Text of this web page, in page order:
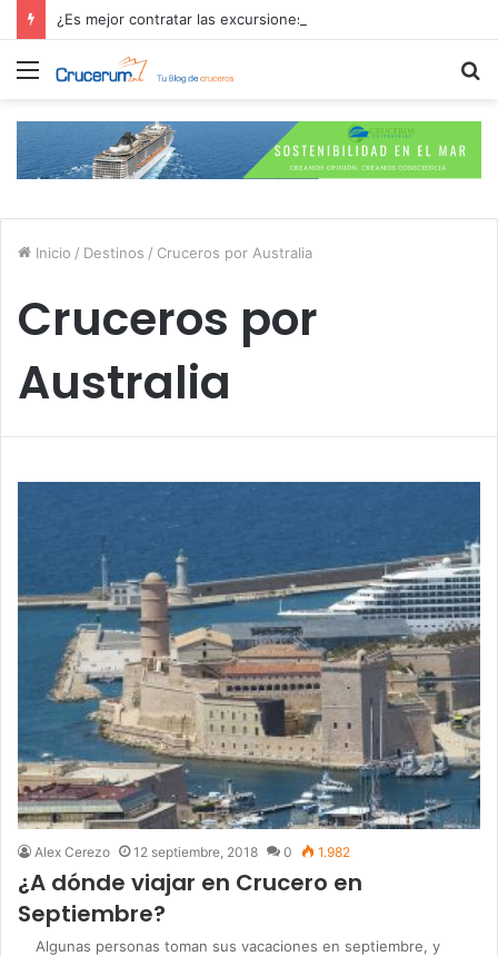
Menú
Inicio / Destinos / Cruceros por Australia
Cruceros por
Australia
Alex Cerezo 12 septiembre, 2018 0 1.982
¿A dónde viajar en Crucero en
Septiembre?
Algunas personas toman sus vacaciones en septiembre, y